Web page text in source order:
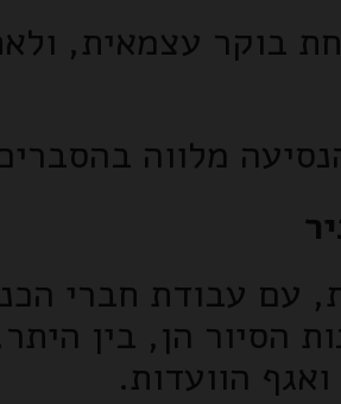
בוקר עצמאית,
מלווה
עם עבודת חברי
הסיור הן, בין
הוועדות.